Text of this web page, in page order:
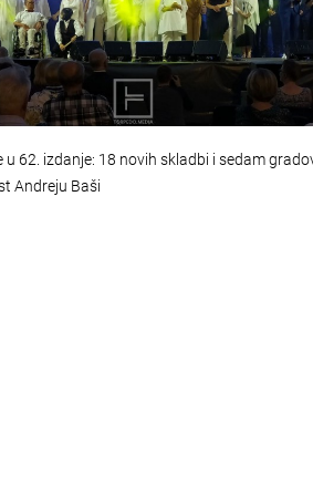
u 62. izdanje: 18 novih skladbi i sedam
Andreju Baši